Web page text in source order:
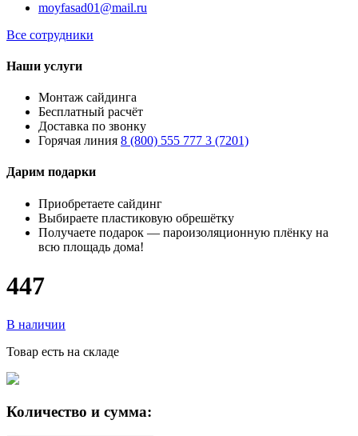
moyfasad01@mail.ru
Все сотрудники
Наши услуги
Монтаж сайдинга
Бесплатный расчёт
Доставка по звонку
Горячая линия 8 (800) 555 777 3 (7201)
Дарим подарки
Приобретаете сайдинг
Выбираете пластиковую обрешётку
Получаете подарок — пароизоляционную плёнку на
всю площадь дома!
447
В наличии
Товар есть на складе
Количество и сумма: